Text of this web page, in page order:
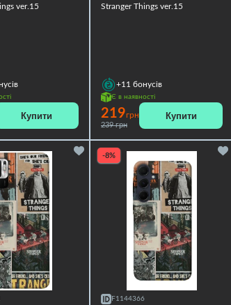
ver.15
Купити
Stranger Things ver.15
+11 бонусів
Є в наявності
219грн
239 грн
Купити
-8%
F1144366